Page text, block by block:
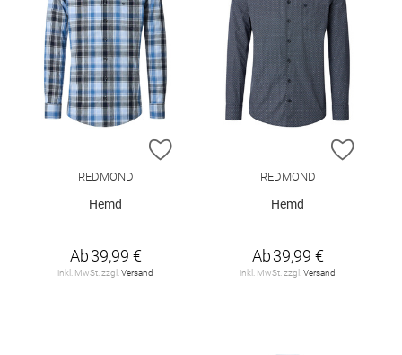
ZUR WUNSCHLISTE HINZUFÜGEN
REDMOND
Hemd
Ab39,99 €
inkl. MwSt. zzgl. Versand
ZUR
REDMOND
Hemd
Ab39,99 €
inkl. MwSt. zzgl. Versand